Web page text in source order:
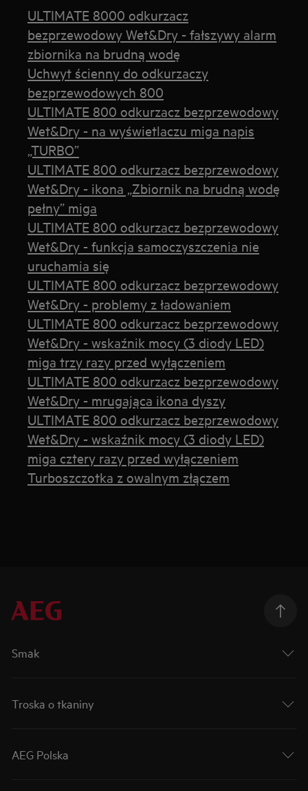
ULTIMATE 8000 odkurzacz
bezprzewodowy Wet&Dry - fałszywy alarm
zbiornika na brudną wodę
Uchwyt ścienny do odkurzaczy
bezprzewodowych 800
ULTIMATE 800 odkurzacz bezprzewodowy
Wet&Dry - na wyświetlaczu miga napis
„TURBO”
ULTIMATE 800 odkurzacz bezprzewodowy
Wet&Dry - ikona „Zbiornik na brudną wodę
pełny” miga
ULTIMATE 800 odkurzacz bezprzewodowy
Wet&Dry - funkcja samoczyszczenia nie
uruchamia się
ULTIMATE 800 odkurzacz bezprzewodowy
Wet&Dry - problemy z ładowaniem
ULTIMATE 800 odkurzacz bezprzewodowy
Wet&Dry - wskaźnik mocy (3 diody LED)
miga trzy razy przed wyłączeniem
ULTIMATE 800 odkurzacz bezprzewodowy
Wet&Dry - mrugająca ikona dyszy
ULTIMATE 800 odkurzacz bezprzewodowy
Wet&Dry - wskaźnik mocy (3 diody LED)
miga cztery razy przed wyłączeniem
Turboszczotka z owalnym złączem
Smak
Troska o tkaniny
AEG Polska